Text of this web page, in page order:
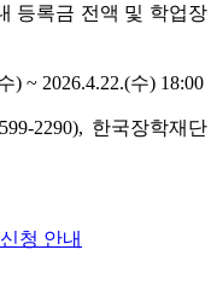
등록금 전액 및 학업장
) ~ 2026.4.22.(수) 18:00
2290), 한국장학재단
청 안내